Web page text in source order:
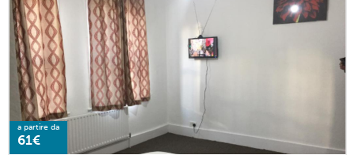
a partire da
61€